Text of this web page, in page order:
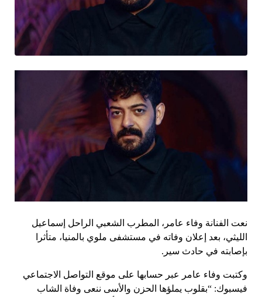
نعت الفنانة وفاء عامر، المطرب الشعبي الراحل إسماعيل
الليثي، بعد إعلان وفاته في مستشفى ملوي بالمنيا، متأثرا
بإصابته في حادث سير.
وكتبت وفاء عامر عبر حسابها على موقع التواصل الاجتماعي
فيسبوك: “بقلوب يملؤها الحزن والأسى ننعى وفاة الشاب